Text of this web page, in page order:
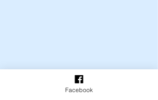
Facebook